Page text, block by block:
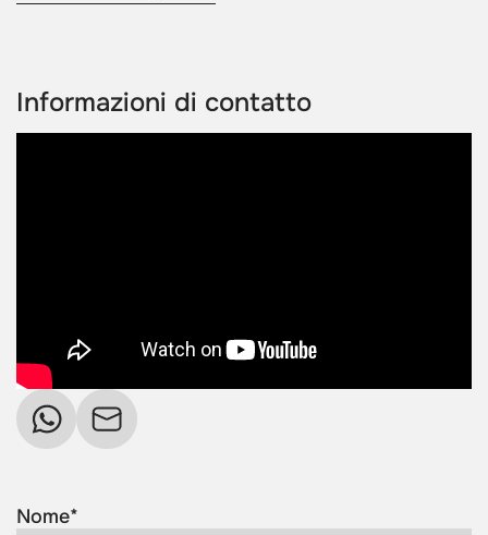
Informazioni di contatto
Nome*